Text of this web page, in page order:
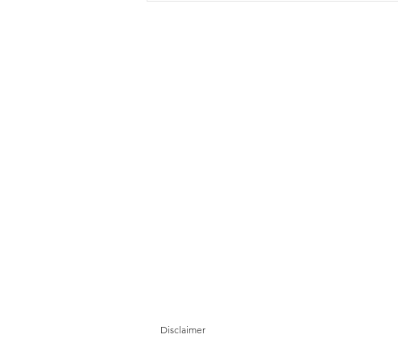
Disclaimer